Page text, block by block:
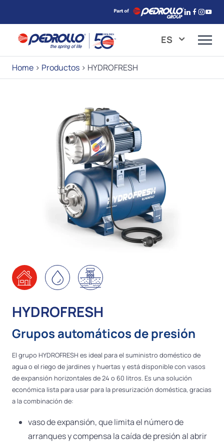
ES
Home > Productos > HYDROFRESH
HYDROFRESH
Grupos automáticos de presión
El grupo HYDROFRESH es ideal para el suministro doméstico de
agua o el riego de jardines y huertas y está disponible con vasos
de expansión horizontales de 24 o 60 litros. Es una solución
económica lista para usar para la presurización doméstica, gracias
a la combinación de:
vaso de expansión, que limita el número de
arranques y compensa la caída de presión al abrir